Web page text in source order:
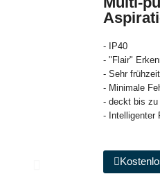
- IP40
- "Flair"
- Sehr
- Minimale
- deckt bis zu
- Intelligenter